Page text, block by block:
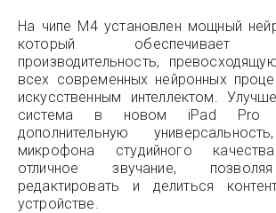
На чипе M4 установлен мощный
который обеспечивает
производительность,
всех современных нейронных
искусственным интеллектом.
система в новом iPad Pro
дополнительную
микрофона студийного
отличное звучание,
редактировать и делиться
устройстве.